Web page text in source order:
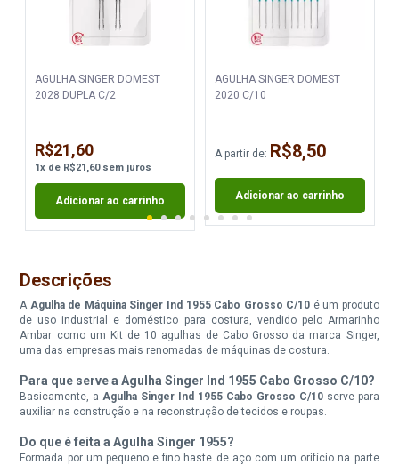
AGULHA SINGER DOMEST
2028 DUPLA C/2
R$21,60
1xde R$21,60sem juros
Adicionar ao carrinho
AGULHA SINGER DOMEST
2020 C/10
A partir de: R$8,50
Adicionar ao carrinho
Descrições
A Agulha de Máquina Singer Ind 1955 Cabo Grosso C/10 é um produto
de uso industrial e doméstico para costura, vendido pelo Armarinho
Ambar como um Kit de 10 agulhas de Cabo Grosso da marca Singer,
uma das empresas mais renomadas de máquinas de costura.
Para que serve a Agulha Singer Ind 1955 Cabo Grosso C/10?
Basicamente, a Agulha Singer Ind 1955 Cabo Grosso C/10serve para
auxiliar na construção e na reconstrução de tecidos e roupas.
Do que é feita a Agulha Singer 1955?
Formada por um pequeno e fino haste de aço com um orifício na parte